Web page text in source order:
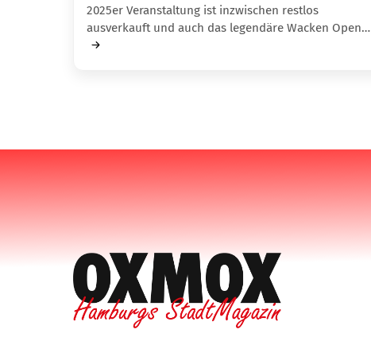
2025er Veranstaltung ist inzwischen restlos
ausverkauft und auch das legendäre Wacken Open…